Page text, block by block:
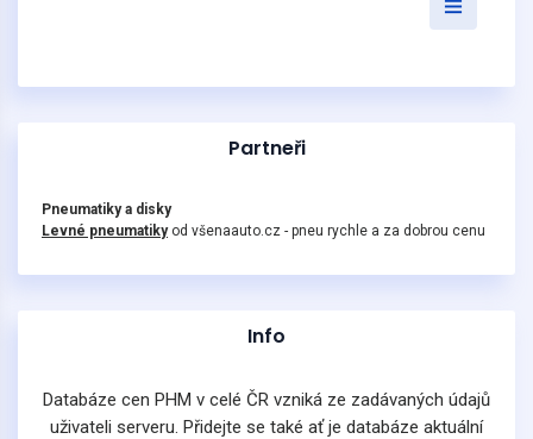
Partneři
Pneumatiky a disky
Levné pneumatikyod všenaauto.cz - pneu rychle a za dobrou cenu
Info
Databáze cen PHM v celé ČR vzniká ze zadávaných údajů
uživateli serveru. Přidejte se také ať je databáze aktuální